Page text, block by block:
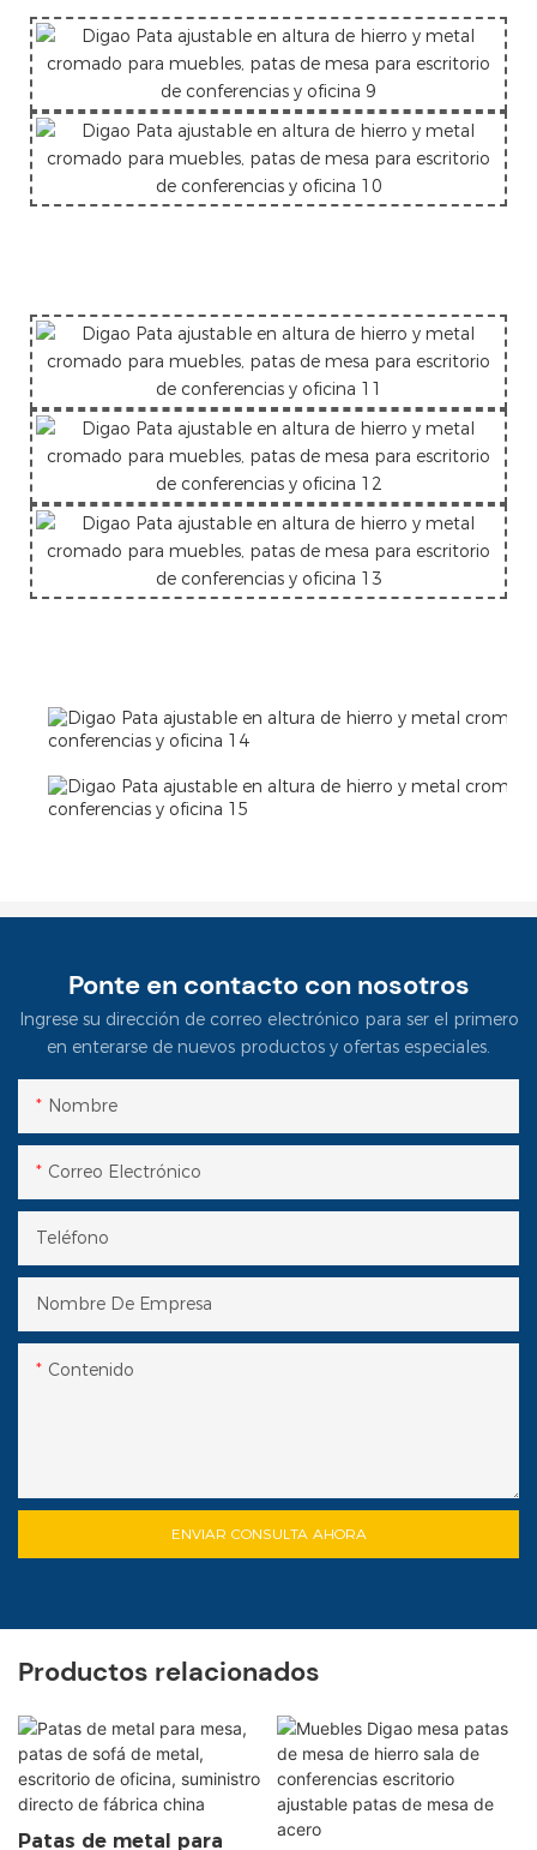
Ponte en contacto con nosotros
Ingrese su dirección de correo electrónico para ser el primero
en enterarse de nuevos productos y ofertas especiales.
Nombre
Correo Electrónico
Teléfono
Nombre De Empresa
Contenido
ENVIAR CONSULTA AHORA
Productos relacionados
Patas de metal para